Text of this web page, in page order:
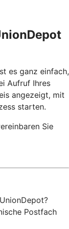
es ganz einfach,
Aufruf Ihres
angezeigt, mit
starten.
Sie
Postfach